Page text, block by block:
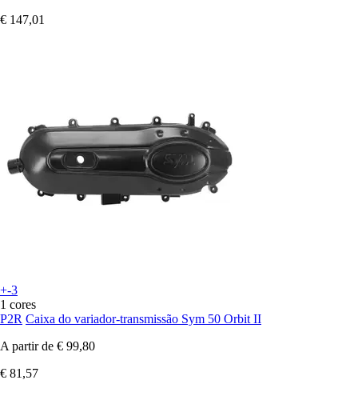
€ 147,01
+-3
1 cores
P2R Caixa do variador-transmissão Sym 50 Orbit II
A partir de € 99,80
€ 81,57